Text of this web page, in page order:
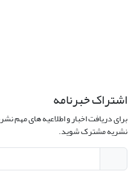
اشتراک خبرنامه
برای دریافت اخبار و اطلاعیه های مهم
نشریه مشترک شوید.